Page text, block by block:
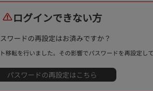
ログインできない方
ワードの再設定はお済みですか？
転を行いました。その影響でパスワードを再設定し